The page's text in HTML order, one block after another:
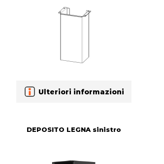
Ulteriori informazioni
DEPOSITO LEGNA sinistro